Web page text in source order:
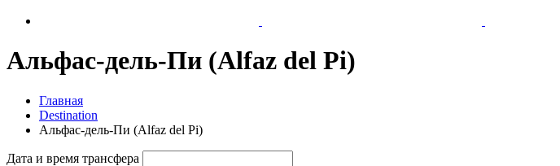
Альфас-дель-Пи (Alfaz del Pi)
Главная
Destination
Альфас-дель-Пи (Alfaz del Pi)
Дата и время трансфера